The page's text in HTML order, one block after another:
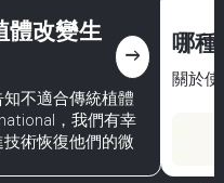
體改變生
east
不適合傳統植體
，我們有幸
術恢復他們的微
哪種
關於